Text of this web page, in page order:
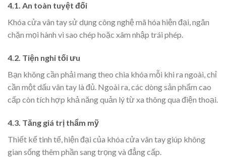
4.1. An toàn tuyệt đối
Khóa cửa vân tay sử dụng công nghệ mã hóa hiện đại, ngăn
chặn mọi hành vi sao chép hoặc xâm nhập trái phép.
4.2. Tiện nghi tối ưu
Bạn không cần phải mang theo chìa khóa mỗi khi ra ngoài, chỉ
cần một dấu vân tay là đủ. Ngoài ra, các dòng sản phẩm cao
cấp còn tích hợp khả năng quản lý từ xa thông qua điện thoại.
4.3. Tăng giá trị thẩm mỹ
Thiết kế tinh tế, hiện đại của khóa cửa vân tay giúp không
gian sống thêm phần sang trọng và đẳng cấp.